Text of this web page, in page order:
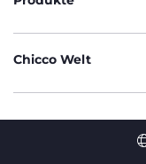
Chicco Welt